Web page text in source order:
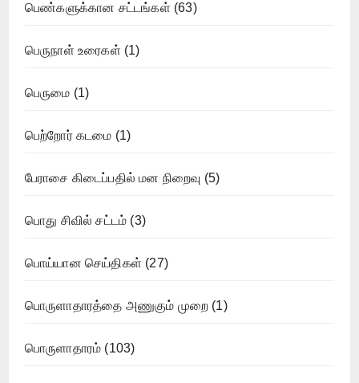
பெண்களுக்கான சட்டங்கள் (63)
பெருநாள் உரைகள் (1)
பெருமை (1)
பெற்றோர் கடமை (1)
பேராசை கிடைப்பதில் மன நிறைவு (5)
பொது சிவில் சட்டம் (3)
பொய்யான செய்திகள் (27)
பொருளாதாரத்தை அணுகும் முறை (1)
பொருளாதாரம் (103)